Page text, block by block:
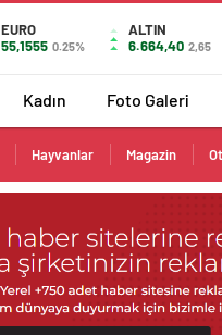
EURO
55,1555 0.25%
ALTIN
6.664,40 2,65
Kadın Foto Galeri
Hayvanlar Magazin